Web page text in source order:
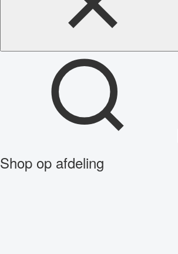
Shop op afdeling